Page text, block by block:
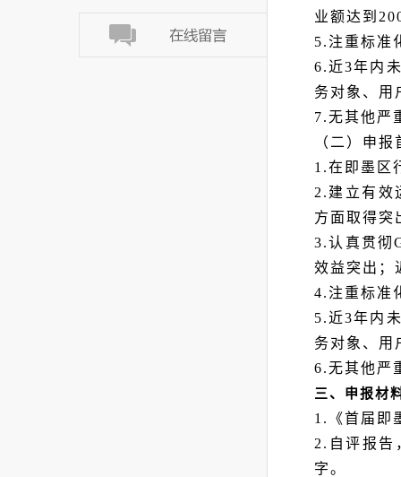
业额达到
5.注重标准
6.近3年内
务对象、用
7.无其他严
（二）申
1.在即墨区
2.建立有效
方面取得突
3.认真贯彻
效益突出；
4.注重标准
5.近3年内
务对象、用
6.无其他严
三、申报材
1.《首届即
2.自评报告
字。